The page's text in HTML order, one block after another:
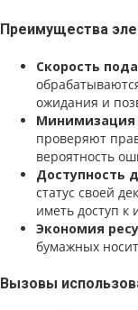
Преимущества
Скорость
ожидания и
проверяют
вероятность
Доступность
статус своей
иметь доступ к
Экономия
бумажных
Вызовы